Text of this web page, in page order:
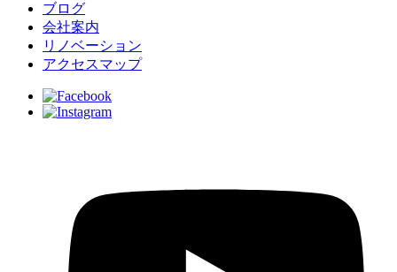
ブログ
会社案内
リノベーション
アクセスマップ